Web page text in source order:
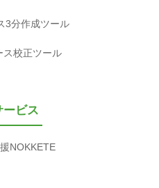
3分作成ツール
ス校正ツール
ービス
NOKKETE